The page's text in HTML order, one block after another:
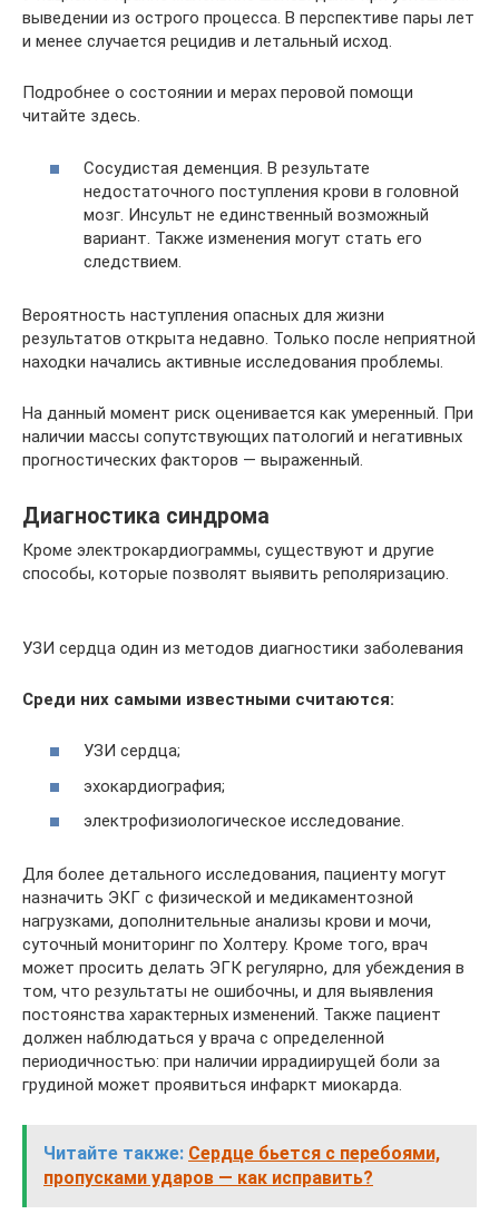
выведении из острого процесса. В перспективе пары лет
и менее случается рецидив и летальный исход.
Подробнее о состоянии и мерах перовой помощи
читайте здесь.
Сосудистая деменция. В результате
недостаточного поступления крови в головной
мозг. Инсульт не единственный возможный
вариант. Также изменения могут стать его
следствием.
Вероятность наступления опасных для жизни
результатов открыта недавно. Только после неприятной
находки начались активные исследования проблемы.
На данный момент риск оценивается как умеренный. При
наличии массы сопутствующих патологий и негативных
прогностических факторов — выраженный.
Диагностика синдрома
Кроме электрокардиограммы, существуют и другие
способы, которые позволят выявить реполяризацию.
УЗИ сердца один из методов диагностики заболевания
Среди них самыми известными считаются:
УЗИ сердца;
эхокардиография;
электрофизиологическое исследование.
Для более детального исследования, пациенту могут
назначить ЭКГ с физической и медикаментозной
нагрузками, дополнительные анализы крови и мочи,
суточный мониторинг по Холтеру. Кроме того, врач
может просить делать ЭГК регулярно, для убеждения в
том, что результаты не ошибочны, и для выявления
постоянства характерных изменений. Также пациент
должен наблюдаться у врача с определенной
периодичностью: при наличии иррадиирущей боли за
грудиной может проявиться инфаркт миокарда.
Читайте также: Сердце бьется с перебоями,
пропусками ударов — как исправить?